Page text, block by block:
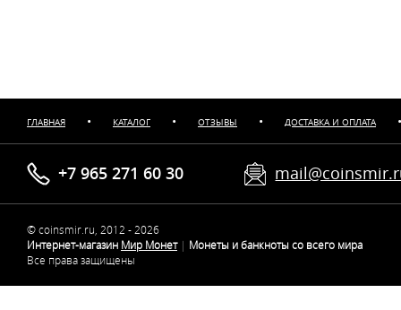
ГЛАВНАЯ • КАТАЛОГ • ОТЗЫВЫ • ДОСТАВКА И ОПЛАТА •
+7 965 271 60 30
© coinsmir.ru, 2012 - 2026
Интернет-магазин Мир Монет | Монеты и банкноты со всего мира
Все права защищены